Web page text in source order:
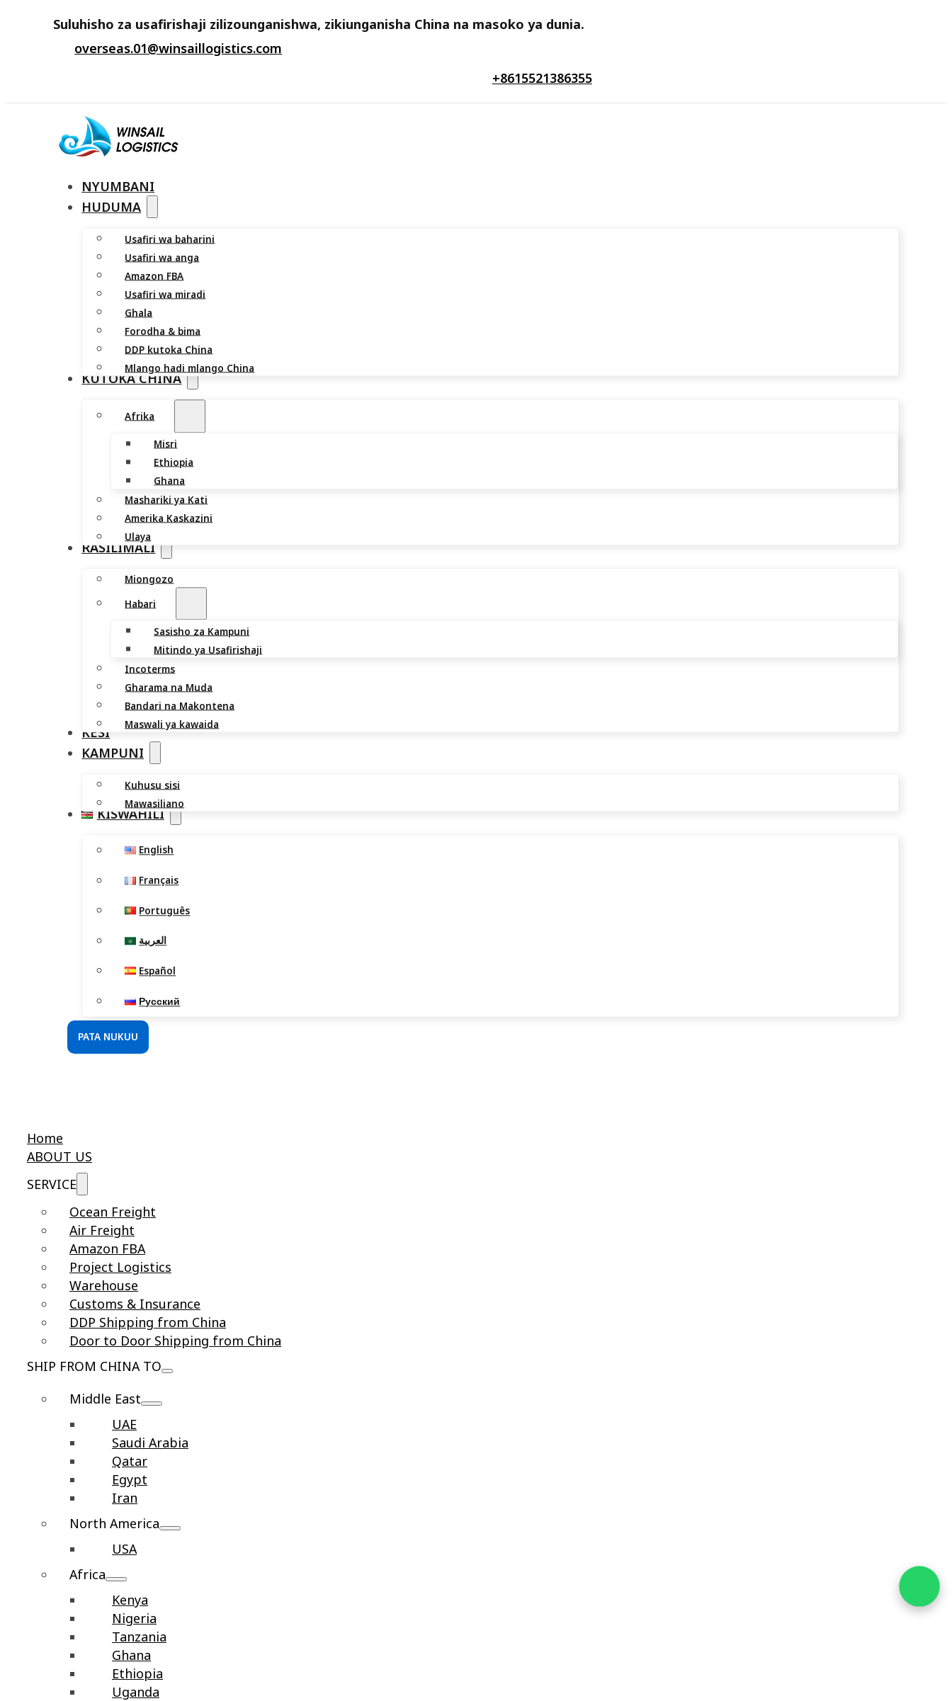
Suluhisho za usafirishaji zilizounganishwa, zikiunganisha China na masoko ya dunia.
overseas.01@winsaillogistics.com
+8615521386355
NYUMBANI
HUDUMA
Usafiri wa baharini
Usafiri wa anga
Amazon FBA
Usafiri wa miradi
Ghala
Forodha & bima
DDP kutoka China
Mlango hadi mlango China
KUTOKA CHINA
Afrika
Misri
Ethiopia
Ghana
Mashariki ya Kati
Amerika Kaskazini
Ulaya
RASILIMALI
Miongozo
Habari
Sasisho za Kampuni
Mitindo ya Usafirishaji
Incoterms
Gharama na Muda
Bandari na Makontena
Maswali ya kawaida
KESI
KAMPUNI
Kuhusu sisi
Mawasiliano
KISWAHILI
English
Français
Português
العربية
Español
Русский
PATA NUKUU
Home
ABOUT US
SERVICE
Ocean Freight
Air Freight
Amazon FBA
Project Logistics
Warehouse
Customs & Insurance
DDP Shipping from China
Door to Door Shipping from China
SHIP FROM CHINA TO
Middle East
UAE
Saudi Arabia
Qatar
Egypt
Iran
North America
USA
Africa
Kenya
Nigeria
Tanzania
Ghana
Ethiopia
Uganda